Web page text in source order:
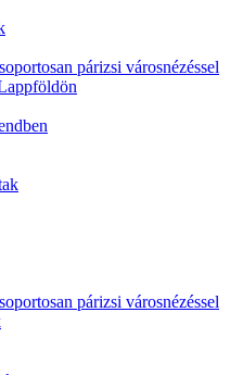
párizsi városnézéssel
párizsi városnézéssel